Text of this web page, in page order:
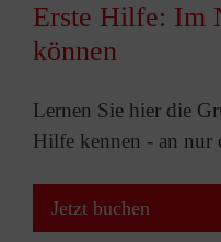
Erste Hilfe: Im
können
Lernen Sie hier die
Hilfe kennen - an nur
Jetzt buchen